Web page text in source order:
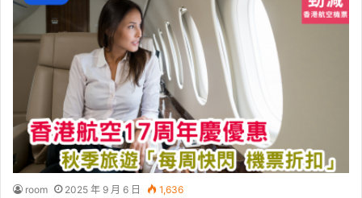
room 2025 年 9 月 6 日 1,636